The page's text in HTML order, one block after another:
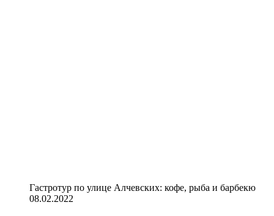
Гастротур по улице Алчевских: кофе, рыба и барбекю
08.02.2022